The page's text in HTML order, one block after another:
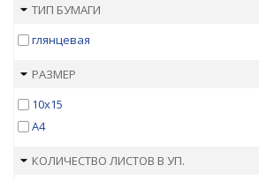
ТИП БУМАГИ
глянцевая
РАЗМЕР
10х15
А4
КОЛИЧЕСТВО ЛИСТОВ В УП.